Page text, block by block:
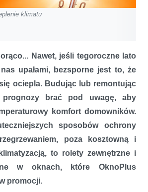
klimatu
Nawet, jeśli tegoroczne lato
upałami, bezsporne jest to, że
ociepla. Budując lub remontując
brać pod uwagę, aby
komfort domowników.
sposobów ochrony
poza kosztowną i
to rolety zewnętrzne i
w oknach, które OknoPlus
promocji.